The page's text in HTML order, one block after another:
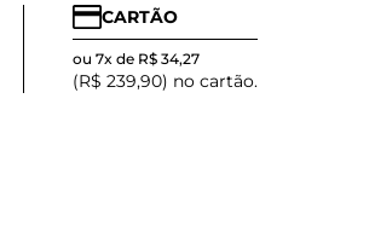
CARTÃO
ou 7x de R$ 34,27
(R$ 239,90) no cartão.